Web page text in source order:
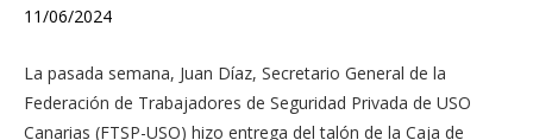
11/06/2024
La pasada semana, Juan Díaz, Secretario General de la
Federación de Trabajadores de Seguridad Privada de USO
Canarias (FTSP-USO) hizo entrega del talón de la Caja de